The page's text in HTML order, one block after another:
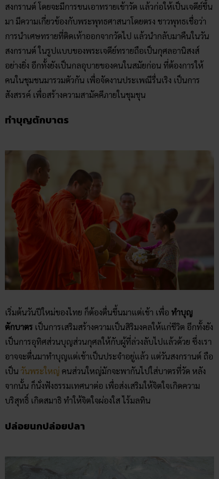
สงกรานต์ โดยจะมีการขนเอาทรายเข้าวัด แล้วก่อให้เป็นเจดีย์ขึ้น
มา มีความเกี่ยวข้องกับพระพุทธศาสนาโดยตรง ชาวพุทธเชื่อว่า
การนำเศษทรายที่ติดเท้าออกจากวัดไป แล้วนำกลับมาคืนในวัน
สงกรานต์ ในรูปแบบของพระเจดีย์ทรายถือเป็นกุศลอานิสงส์
อย่างยิ่ง อีกทั้งยังเป็นกลอุบายของคนในสมัยก่อน ที่ต้องการให้
คนในชุมชนมารวมตัวกัน เพื่อจัดงานประเพณีรื่นเริง เป็นการ
สังสรรค์ เพื่อสร้างความสามัคคีภายในชุมชุน
ทำบุญตักบาตร
เริ่มต้นวันปีใหม่ของไทย ก็ต้องตื่นขึ้นมาแต่เช้า เพื่อ ทำบุญ
ตักบาตร เป็นการเสริมสร้างความเป็นสิริมงคลให้แก่ชีวิต อีกทั้งยัง
เป็นการอุทิศส่วนบุญส่วนกุศลให้กับผู้ที่ล่วงลับไปแล้วด้วย ซึ่งเรา
อาจจะตื่นมาทำบุญแต่เช้าเป็นประจำอยู่แล้ว แต่วันสงกรานต์ ถือ
เป็น วันพระใหญ่ คนส่วนใหญ่มักจะพากันไปใส่บาตรที่วัด หลัง
จากนั้น ก็นั่งฟังธรรมเทศนาต่อ เพื่อส่งเสริมให้จิตใจเกิดความ
บริสุทธิ์ เกิดสมาธิ ทำให้จิตใจผ่องใส ไร้มลทิน
ปล่อยนกปล่อยปลา